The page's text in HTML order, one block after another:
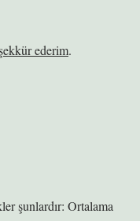
ederim.
şunlardır: Ortalama